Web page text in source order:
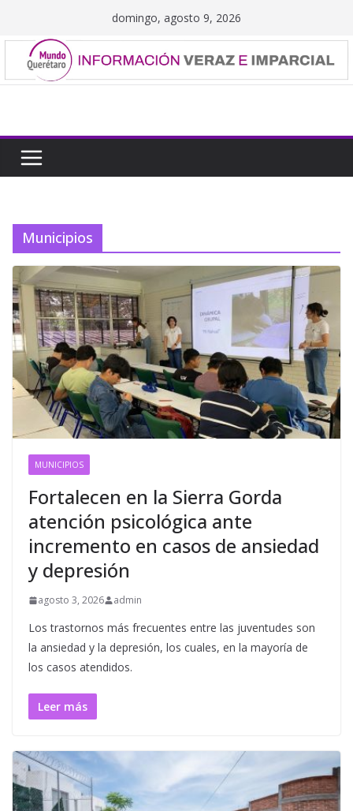
contenido
domingo, agosto 9, 2026
Municipios
MUNICIPIOS
Fortalecen en la Sierra Gorda
atención psicológica ante
incremento en casos de ansiedad
y depresión
agosto 3, 2026 admin
Los trastornos más frecuentes entre las juventudes son
la ansiedad y la depresión, los cuales, en la mayoría de
los casos atendidos.
Leer más